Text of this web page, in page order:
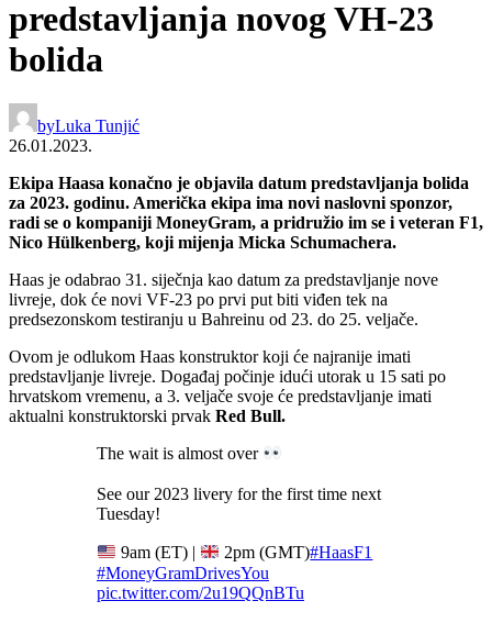
predstavljanja novog VH-23
bolida
byLuka Tunjić
26.01.2023.
Ekipa Haasa konačno je objavila datum predstavljanja bolida
za 2023. godinu. Američka ekipa ima novi naslovni sponzor,
radi se o kompaniji MoneyGram, a pridružio im se i veteran F1,
Nico Hülkenberg, koji mijenja Micka Schumachera.
Haas je odabrao 31. siječnja kao datum za predstavljanje nove
livreje, dok će novi VF-23 po prvi put biti viđen tek na
predsezonskom testiranju u Bahreinu od 23. do 25. veljače.
Ovom je odlukom Haas konstruktor koji će najranije imati
predstavljanje livreje. Događaj počinje idući utorak u 15 sati po
hrvatskom vremenu, a 3. veljače svoje će predstavljanje imati
aktualni konstruktorski prvak Red Bull.
The wait is almost over
See our 2023 livery for the first time next
Tuesday!
9am (ET) | 2pm (GMT)#HaasF1
#MoneyGramDrivesYou
pic.twitter.com/2u19QQnBTu